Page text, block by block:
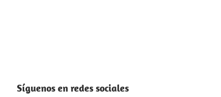
Síguenos en redes sociales